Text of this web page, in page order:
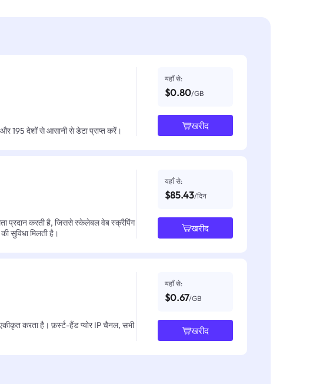
195 देशों से आसानी से डेटा प्राप्त करें।
यहाँ से:
$0.80/GB
खरीद
प्रदान करती है, जिससे स्केलेबल वेब स्क्रैपिंग
सुविधा मिलती है।
यहाँ से:
$85.43/दिन
खरीद
करता है। फ़र्स्ट-हैंड प्योर IP चैनल, सभी
यहाँ से:
$0.67/GB
खरीद